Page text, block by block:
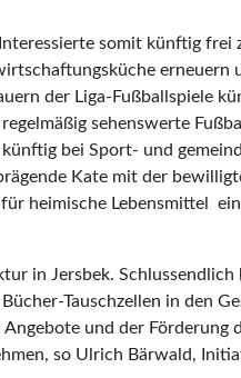
somit künftig
der Liga-Fußballspiele
sehenswerte
bei Sport- und
Kate mit der
heimische Lebensmittel
in Jersbek.
Tauschzellen in den
und der
so Ulrich Bärwald,